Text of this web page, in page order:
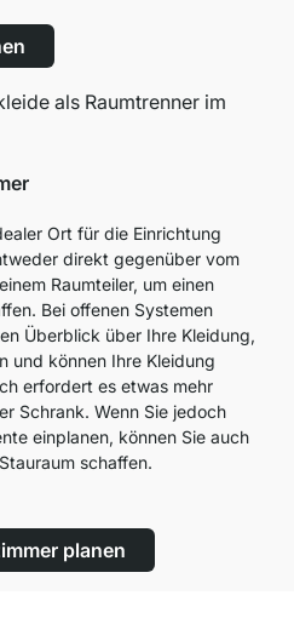
Ort für die Einrichtung
direkt gegenüber vom
Raumteiler, um einen
Bei offenen Systemen
Überblick über Ihre Kleidung,
und können Ihre Kleidung
erfordert es etwas mehr
Schrank. Wenn Sie jedoch
einplanen, können Sie auch
schaffen.
planen